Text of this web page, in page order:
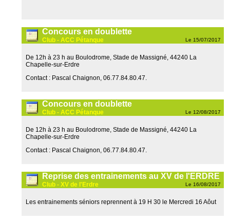
Concours en doublette
Club - ACC Pétanque Le 15/07/2017
De 12h à 23 h au Boulodrome, Stade de Massigné, 44240 La
Chapelle-sur-Erdre
Contact : Pascal Chaignon, 06.77.84.80.47.
Concours en doublette
Club - ACC Pétanque Le 12/08/2017
De 12h à 23 h au Boulodrome, Stade de Massigné, 44240 La
Chapelle-sur-Erdre
Contact : Pascal Chaignon, 06.77.84.80.47.
Reprise des entrainements au XV de l'ERDRE
Club - XV de l'Erdre Le 16/08/2017
Les entrainements séniors reprennent à 19 H 30 le Mercredi 16 Aôut